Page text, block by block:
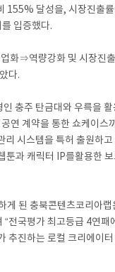
155% 달성을, 시장진
입증했다.
⇒역량강화 및 시장진
다.
충주 탄금대와 우륵을
연 계약을 통한 쇼케이
시스템을 특허 출원
툰과 캐릭터 IP를활용
된 충북콘텐츠코리아
전국평가 최고등급 4연
추진하는 로컬 크리에이